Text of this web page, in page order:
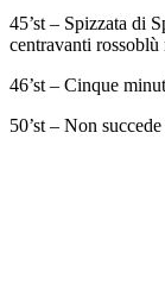
45’st – Spizzata di
centravanti
46’st – Cinque
50’st – Non